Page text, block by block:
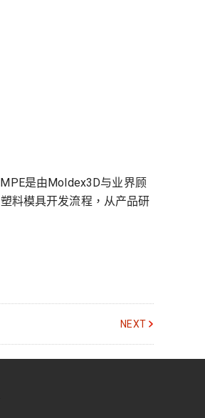
是由Moldex3D与业界顾
料模具开发流程，从产品研
NEXT